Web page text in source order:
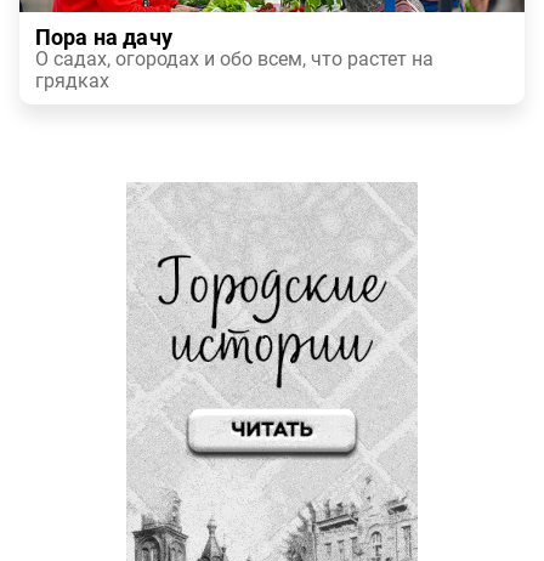
Пора на дачу
О садах, огородах и обо всем, что растет на
грядках